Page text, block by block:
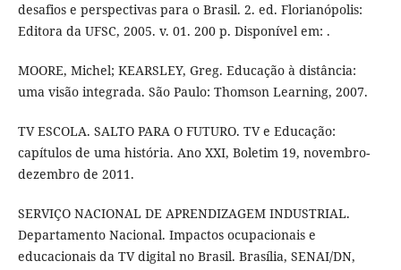
desafios e perspectivas para o Brasil. 2. ed. Florianópolis:
Editora da UFSC, 2005. v. 01. 200 p. Disponível em: .
MOORE, Michel; KEARSLEY, Greg. Educação à distância:
uma visão integrada. São Paulo: Thomson Learning, 2007.
TV ESCOLA. SALTO PARA O FUTURO. TV e Educação:
capítulos de uma história. Ano XXI, Boletim 19, novembro-
dezembro de 2011.
SERVIÇO NACIONAL DE APRENDIZAGEM INDUSTRIAL.
Departamento Nacional. Impactos ocupacionais e
educacionais da TV digital no Brasil. Brasília, SENAI/DN,